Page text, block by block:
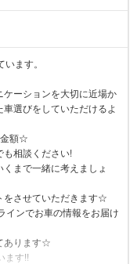
ます。
ーションを大切に近場か
選びをしていただけるよ
金額☆
も相談ください!
まで一緒に考えましょ
をさせていただきます☆
インでお車の情報をお届け
あります☆
ます!!